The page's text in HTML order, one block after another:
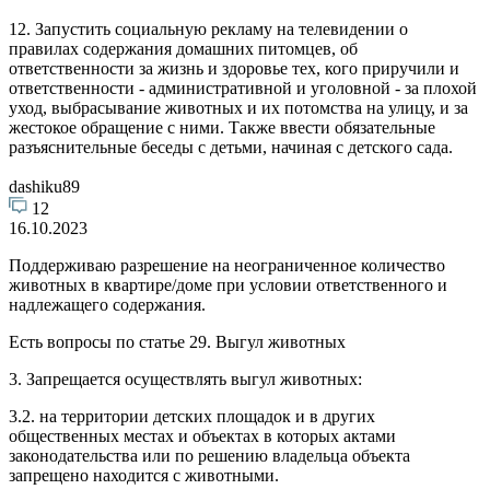
12. Запустить социальную рекламу на телевидении о
правилах содержания домашних питомцев, об
ответственности за жизнь и здоровье тех, кого приручили и
ответственности - административной и уголовной - за плохой
уход, выбрасывание животных и их потомства на улицу, и за
жестокое обращение с ними. Также ввести обязательные
разъяснительные беседы с детьми, начиная с детского сада.
dashiku89
12
16.10.2023
Поддерживаю разрешение на неограниченное количество
животных в квартире/доме при условии ответственного и
надлежащего содержания.
Есть вопросы по статье 29. Выгул животных
3. Запрещается осуществлять выгул животных:
3.2. на территории детских площадок и в других
общественных местах и объектах в которых актами
законодательства или по решению владельца объекта
запрещено находится с животными.